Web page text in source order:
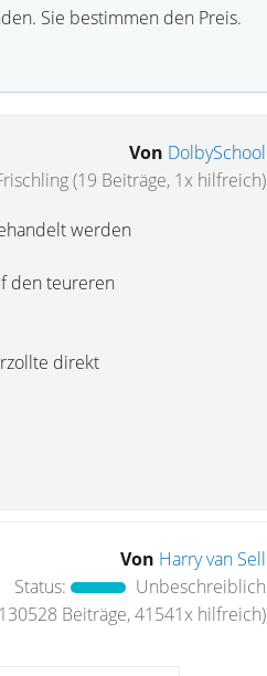
Sie bestimmen den Preis.
Von DolbySchool
(19 Beiträge, 1x hilfreich)
werden
den teureren
direkt
Von Harry van Sell
Status:
Unbeschreiblich
Beiträge, 41541x hilfreich)